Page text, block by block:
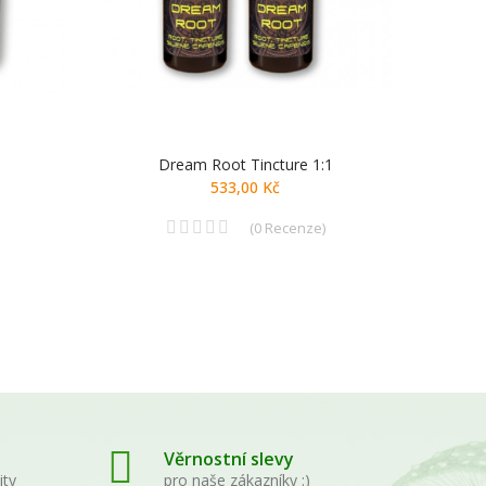
Dream Root Tincture 1:1
533,00 Kč
(0Recenze)
Věrnostní slevy
pro naše zákazníky :)